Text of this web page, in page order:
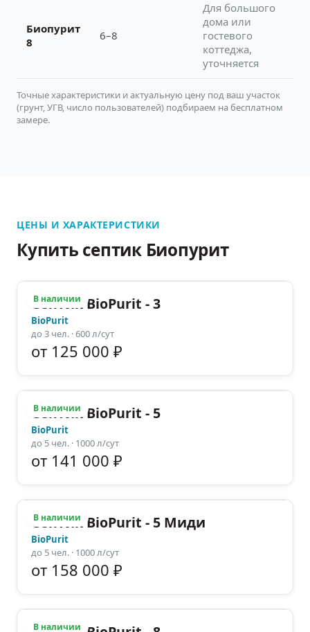
Биопурит
8
6–8
Для большого
дома или
гостевого
коттеджа,
уточняется
Точные характеристики и актуальную цену под ваш участок
(грунт, УГВ, число пользователей) подбираем на бесплатном
замере.
ЦЕНЫ И ХАРАКТЕРИСТИКИ
Купить септик Биопурит
В наличии
Септик BioPurit - 3
BioPurit
до 3 чел. · 600 л/сут
от 125 000 ₽
В наличии
Септик BioPurit - 5
BioPurit
до 5 чел. · 1000 л/сут
от 141 000 ₽
В наличии
Септик BioPurit - 5 Миди
BioPurit
до 5 чел. · 1000 л/сут
от 158 000 ₽
В наличии